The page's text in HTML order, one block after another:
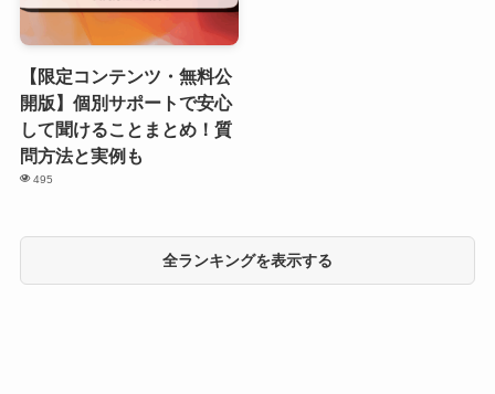
【限定コンテンツ・無料公
開版】個別サポートで安心
して聞けることまとめ！質
問方法と実例も
495
全ランキングを表示する